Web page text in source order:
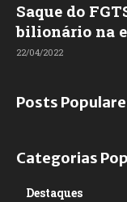
Saque do
bilionário na
22/04/2022
Posts
Categorias
Destaques